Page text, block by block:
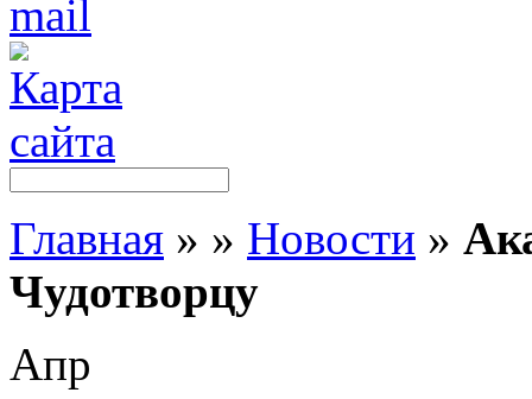
Главная » » Новости »
Чудотворцу
Апр